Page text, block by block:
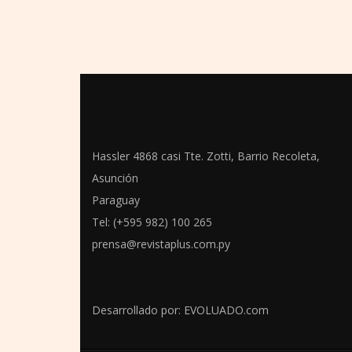
Hassler 4868 casi Tte. Zotti, Barrio Recoleta,
Asunción
Paraguay
Tel: (+595 982) 100 265
prensa@revistaplus.com.py
Desarrollado por: EVOLUADO.com